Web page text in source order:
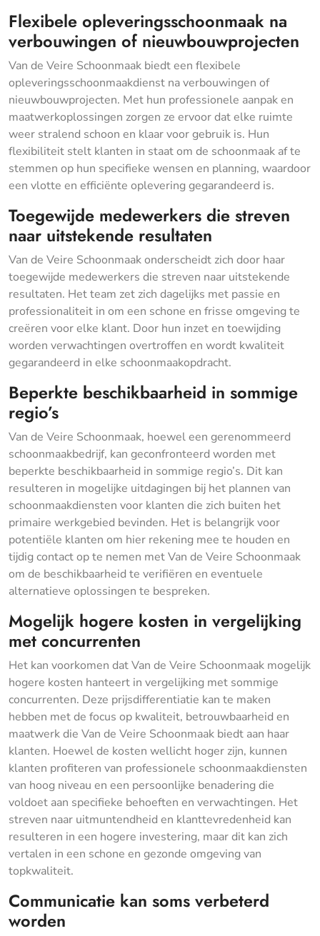
Flexibele opleveringsschoonmaak na
verbouwingen of nieuwbouwprojecten
Van de Veire Schoonmaak biedt een flexibele
opleveringsschoonmaakdienst na verbouwingen of
nieuwbouwprojecten. Met hun professionele aanpak en
maatwerkoplossingen zorgen ze ervoor dat elke ruimte
weer stralend schoon en klaar voor gebruik is. Hun
flexibiliteit stelt klanten in staat om de schoonmaak af te
stemmen op hun specifieke wensen en planning, waardoor
een vlotte en efficiënte oplevering gegarandeerd is.
Toegewijde medewerkers die streven
naar uitstekende resultaten
Van de Veire Schoonmaak onderscheidt zich door haar
toegewijde medewerkers die streven naar uitstekende
resultaten. Het team zet zich dagelijks met passie en
professionaliteit in om een schone en frisse omgeving te
creëren voor elke klant. Door hun inzet en toewijding
worden verwachtingen overtroffen en wordt kwaliteit
gegarandeerd in elke schoonmaakopdracht.
Beperkte beschikbaarheid in sommige
regio’s
Van de Veire Schoonmaak, hoewel een gerenommeerd
schoonmaakbedrijf, kan geconfronteerd worden met
beperkte beschikbaarheid in sommige regio’s. Dit kan
resulteren in mogelijke uitdagingen bij het plannen van
schoonmaakdiensten voor klanten die zich buiten het
primaire werkgebied bevinden. Het is belangrijk voor
potentiële klanten om hier rekening mee te houden en
tijdig contact op te nemen met Van de Veire Schoonmaak
om de beschikbaarheid te verifiëren en eventuele
alternatieve oplossingen te bespreken.
Mogelijk hogere kosten in vergelijking
met concurrenten
Het kan voorkomen dat Van de Veire Schoonmaak mogelijk
hogere kosten hanteert in vergelijking met sommige
concurrenten. Deze prijsdifferentiatie kan te maken
hebben met de focus op kwaliteit, betrouwbaarheid en
maatwerk die Van de Veire Schoonmaak biedt aan haar
klanten. Hoewel de kosten wellicht hoger zijn, kunnen
klanten profiteren van professionele schoonmaakdiensten
van hoog niveau en een persoonlijke benadering die
voldoet aan specifieke behoeften en verwachtingen. Het
streven naar uitmuntendheid en klanttevredenheid kan
resulteren in een hogere investering, maar dit kan zich
vertalen in een schone en gezonde omgeving van
topkwaliteit.
Communicatie kan soms verbeterd
worden